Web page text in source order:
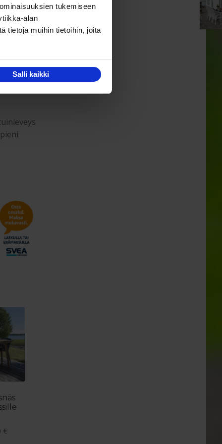
tukemiseen
alan
tietoja muihin tietoihin, joita
Salli kaikki
€Hintaluokka: